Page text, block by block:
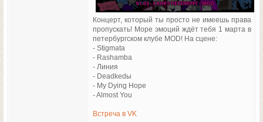
Концерт, который ты просто не имеешь права
пропускать! Море эмоций ждёт тебя 1 марта в
петербургском клубе MOD! На сцене:
- Stigmata
- Rashamba
- Линия
- Deadkedы
- My Dying Hope
- Almost You
Встреча в VK